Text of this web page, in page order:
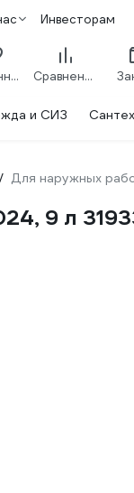
Инвесторам
Избранное Сравнение
и СИЗ
/ Для наружных
9 л